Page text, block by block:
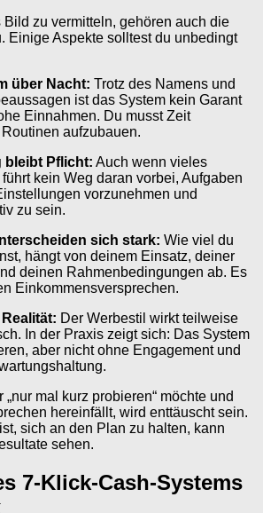
zu vermitteln, gehören auch die
Einige Aspekte solltest du unbedingt
über Nacht: Trotz des Namens und
ist das System kein Garant
Einnahmen. Du musst Zeit
aufzubauen.
bleibt Pflicht: Auch wenn vieles
kein Weg daran vorbei, Aufgaben
vorzunehmen und
zu sein.
sich stark: Wie viel du
hängt von deinem Einsatz, deiner
deinen Rahmenbedingungen ab. Es
Einkommensversprechen.
Der Werbestil wirkt teilweise
In der Praxis zeigt sich: Das System
aber nicht ohne Engagement und
mal kurz probieren“ möchte und
hereinfällt, wird enttäuscht sein.
sich an den Plan zu halten, kann
sehen.
7-Klick-Cash-Systems